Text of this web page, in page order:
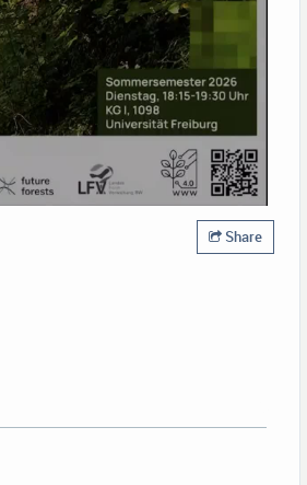
Share
threats facing Europe’s forests,